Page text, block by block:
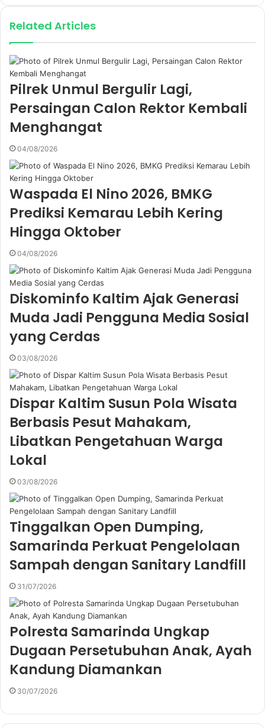
y
u
r
E
m
i
l
d
d
e
s
s
Related Articles
Pilrek Unmul Bergulir Lagi,
Persaingan Calon Rektor Kembali
Menghangat
04/08/2026
Waspada El Nino 2026, BMKG
Prediksi Kemarau Lebih Kering
Hingga Oktober
04/08/2026
Diskominfo Kaltim Ajak Generasi
Muda Jadi Pengguna Media Sosial
yang Cerdas
03/08/2026
Dispar Kaltim Susun Pola Wisata
Berbasis Pesut Mahakam,
Libatkan Pengetahuan Warga
Lokal
03/08/2026
Tinggalkan Open Dumping,
Samarinda Perkuat Pengelolaan
Sampah dengan Sanitary Landfill
31/07/2026
Polresta Samarinda Ungkap
Dugaan Persetubuhan Anak, Ayah
Kandung Diamankan
30/07/2026